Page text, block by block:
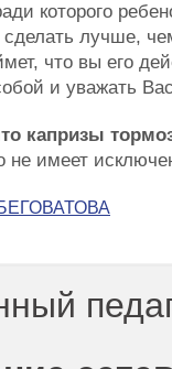
которого
сделать лучше,
что вы его
и уважать
капризы
не имеет